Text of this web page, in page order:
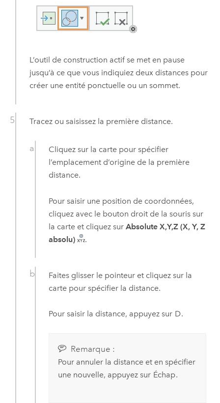
L’outil de construction actif se met en pause
jusqu’à ce que vous indiquiez deux distances pour
créer une entité ponctuelle ou un sommet.
Tracez ou saisissez la première distance.
Cliquez sur la carte pour spécifier
l’emplacement d’origine de la première
distance.
Pour saisir une position de coordonnées,
cliquez avec le bouton droit de la souris sur
la carte et cliquez surAbsolute X,Y,Z (X, Y, Z
absolu)
.
Faites glisser le pointeur et cliquez sur la
carte pour spécifier la distance.
Pour saisir la distance, appuyez sur D.
Remarque :
Pour annuler la distance et en spécifier
une nouvelle, appuyez sur Échap.